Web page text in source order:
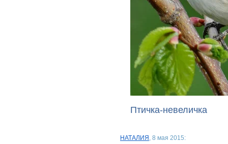
Птичка-невеличка
НАТАЛИЯ , 8 мая 2015: